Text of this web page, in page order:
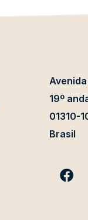
19º
01310-
Brasil